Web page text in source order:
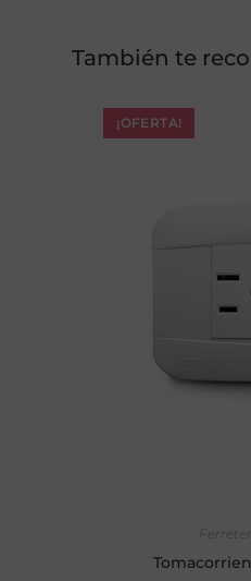
También te
¡OFERTA!